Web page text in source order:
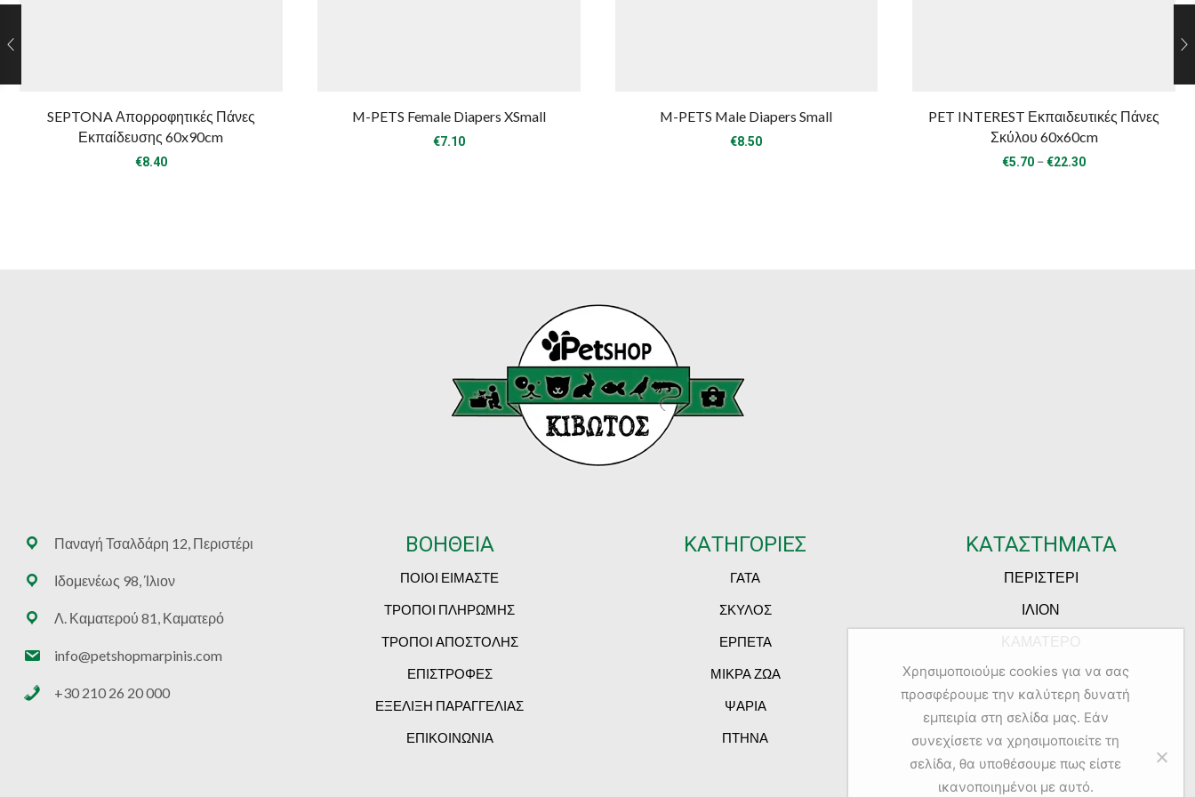
SEPTONA Απορροφητικές Πάνες
Εκπαίδευσης 60x90cm
€8.40
M-PETS Female Diapers XSmall
€7.10
M-PETS Male Diapers Small
€8.50
PET INTEREST Εκπαιδευτικές Πάνες
Σκύλου 60x60cm
€5.70 –€22.30Price
Παναγή Τσαλδάρη 12, Περιστέρι
Ιδομενέως 98, Ίλιον
Λ. Καματερού 81, Καματερό
info@petshopmarpinis.com
+30 210 26 20 000
ΒΟΗΘΕΙΑ
ΠΟΙΟΙ ΕΙΜΑΣΤΕ
ΤΡΟΠΟΙ ΠΛΗΡΩΜΗΣ
ΤΡΟΠΟΙ ΑΠΟΣΤΟΛΗΣ
ΕΠΙΣΤΡΟΦΕΣ
ΕΞΕΛΙΞΗ ΠΑΡΑΓΓΕΛΙΑΣ
ΕΠΙΚΟΙΝΩΝΙΑ
ΚΑΤΗΓΟΡΙΕΣ
ΓΑΤΑ
ΣΚΥΛΟΣ
ΕΡΠΕΤΑ
ΜΙΚΡΑ ΖΩΑ
ΨΑΡΙΑ
ΠΤΗΝΑ
ΚΑΤΑΣΤΗΜΑΤΑ
ΠΕΡΙΣΤΕΡΙ
ΙΛΙΟΝ
Χρησιμοποιούμε cookies για να σας
προσφέρουμε την καλύτερη δυνατή
εμπειρία στη σελίδα μας. Εάν
συνεχίσετε να χρησιμοποιείτε τη
σελίδα, θα υποθέσουμε πως είστε
ικανοποιημένοι με αυτό.